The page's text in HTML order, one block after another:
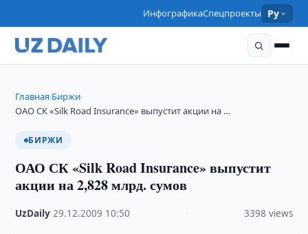
ИнфографикаСпецпроекты Ру
Главная›Биржи›
ОАО СК «Silk Road Insurance» выпустит акции на …
БИРЖИ
ОАО СК «Silk Road Insurance» выпустит
акции на 2,828 млрд. сумов
UzDaily ·29.12.2009 10:50 3398 views